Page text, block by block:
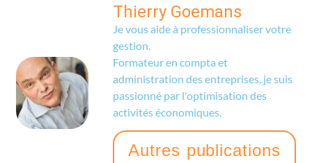
Thierry Goemans
Je vous aide à professionnaliser votre
gestion.
Formateur en compta et
administration des entreprises, je suis
passionné par l'optimisation des
activités économiques.
Autres publications